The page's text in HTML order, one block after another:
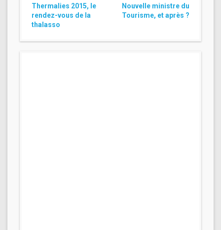
Thermalies 2015, le
rendez-vous de la
thalasso
Nouvelle ministre du
Tourisme, et après ?